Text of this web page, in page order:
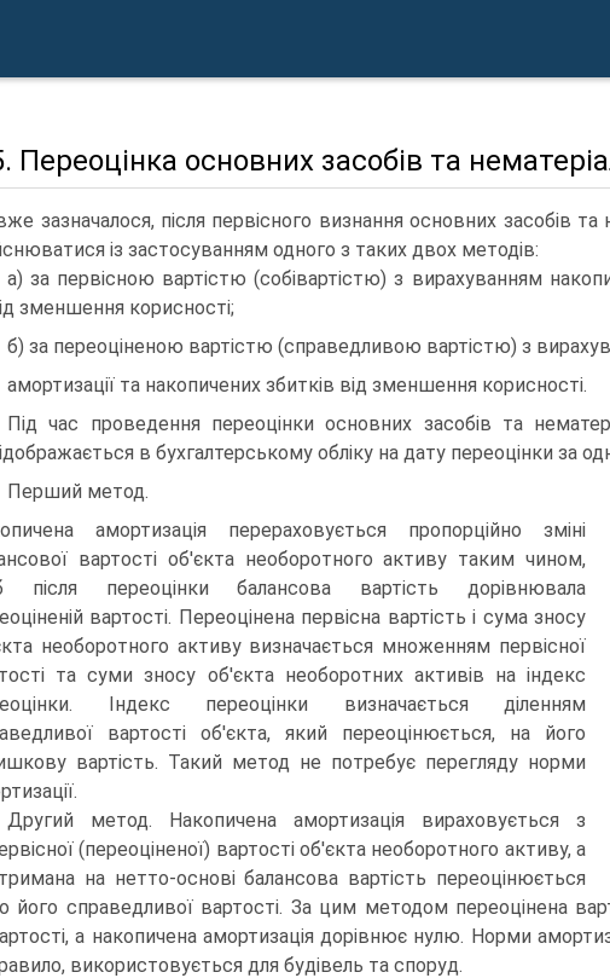
Переоцінка основних засобів та
зазначалося, після первісного визнання основних засобів та
із застосуванням одного з таких двох методів:
а) за первісною вартістю (собівартістю) з вирахуванням
зменшення корисності;
б) за переоціненою вартістю (справедливою вартістю) з
амортизації та накопичених збитків від зменшення корисності.
Під час проведення переоцінки основних засобів та
в бухгалтерському обліку на дату переоцінки за
Перший метод.
амортизація перераховується пропорційно зміні
вартості об'єкта необоротного активу таким чином,
після переоцінки балансова вартість дорівнювала
вартості. Переоцінена первісна вартість і сума зносу
необоротного активу визначається множенням первісної
та суми зносу об'єкта необоротних активів на індекс
Індекс переоцінки визначається діленням
вартості об'єкта, який переоцінюється, на його
вартість. Такий метод не потребує перегляду норми
Другий метод. Накопичена амортизація вираховується з
(переоціненої) вартості об'єкта необоротного активу, а
на нетто-основі балансова вартість переоцінюється
його справедливої вартості. За цим методом переоцінена
а накопичена амортизація дорівнює нулю. Норми
використовується для будівель та споруд.